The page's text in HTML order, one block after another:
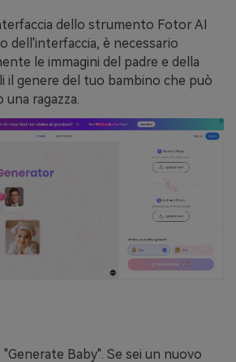
dello strumento Fotor AI
dell'interfaccia, è necessario
le immagini del padre e della
il genere del tuo bambino che può
ragazza.
Baby". Se sei un nuovo